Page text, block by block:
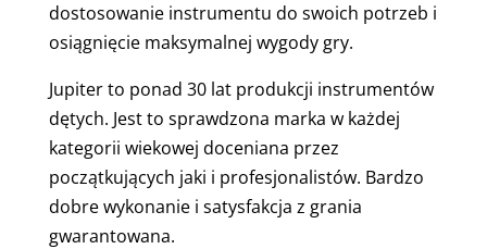
dostosowanie instrumentu do swoich potrzeb i
osiągnięcie maksymalnej wygody gry.
Jupiter to ponad 30 lat produkcji instrumentów
dętych. Jest to sprawdzona marka w każdej
kategorii wiekowej doceniana przez
początkujących jaki i profesjonalistów. Bardzo
dobre wykonanie i satysfakcja z grania
gwarantowana.